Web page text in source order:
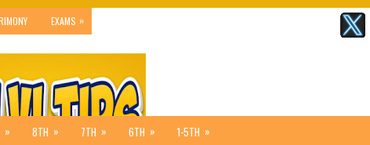
EXAMS »
» 8TH » 7TH » 6TH » 1-5TH »